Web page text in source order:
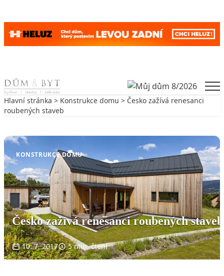
Skip to content
Hlavní stránka > Konstrukce domu > Česko zažívá renesanci
roubených staveb
KONSTRUKCE DOMU
Česko zažívá renesanci roubených staveb
10. 7. 2017 5 min. čtení